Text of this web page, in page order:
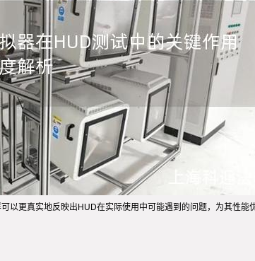
更真实地反映出HUD在实际使用中可能遇到的问题，为其性